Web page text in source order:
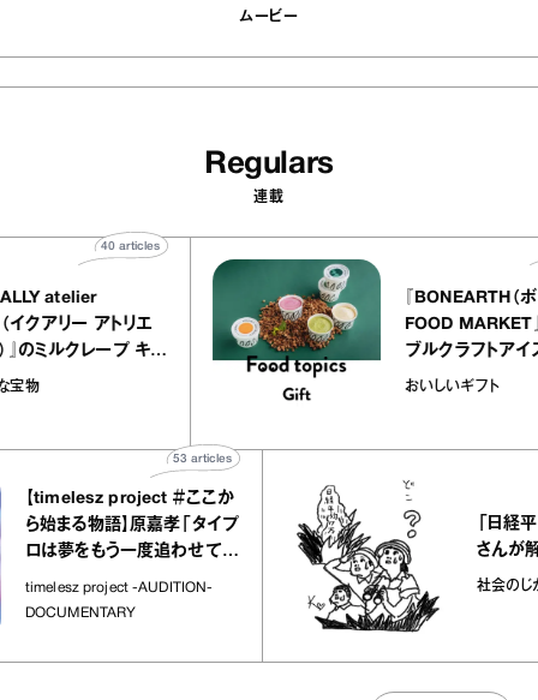
ムービー
Regulars
連載
『EQUALLY atelier
NOLE（イクアリー アトリエ
ノーレ）』のミルクレープ キャ
ラメルバニーユほか｜chico
お菓子な宝物
40 articles
『
FOOD
ブルクラフ
｜真野知
おいしいギフ
project ＃ここか
まる物語】原嘉孝「タイプ
夢をもう一度追わせてく
場所」
project -AUDITION-
articles
「日経平均7
さんが解説
社会のじかん